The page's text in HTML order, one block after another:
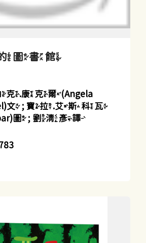
圖書館
.康克爾(Angela
文 ; 寶拉.艾斯科瓦
圖 ; 劉清彥譯